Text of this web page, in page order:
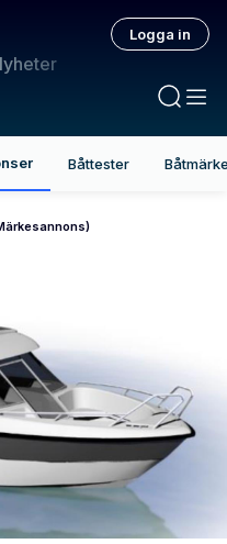
Logga in
Båttester